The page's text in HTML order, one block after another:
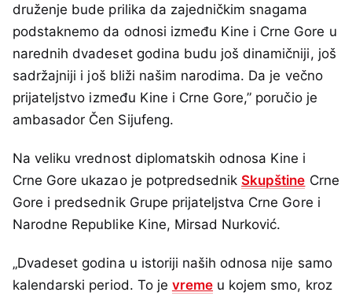
druženje bude prilika da zajedničkim snagama
podstaknemo da odnosi između Kine i Crne Gore u
narednih dvadeset godina budu još dinamičniji, još
sadržajniji i još bliži našim narodima. Da je večno
prijateljstvo između Kine i Crne Gore,” poručio je
ambasador Čen Sijufeng.
Na veliku vrednost diplomatskih odnosa Kine i
Crne Gore ukazao je potpredsednikSkupštine Crne
Gore i predsednik Grupe prijateljstva Crne Gore i
Narodne Republike Kine, Mirsad Nurković.
„Dvadeset godina u istoriji naših odnosa nije samo
kalendarski period. To je vreme u kojem smo, kroz